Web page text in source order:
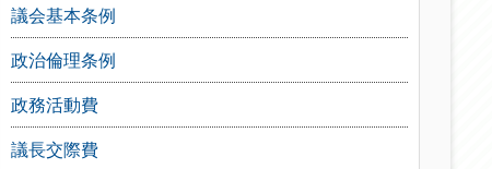
議会基本条例
政治倫理条例
政務活動費
議長交際費